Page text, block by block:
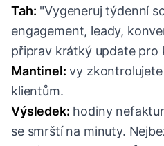
Tah: "Vygeneruj týdenní
engagement, leady,
připrav krátký update pro
Mantinel: vy
klientům.
Výsledek: hodiny
se smrští na minuty.